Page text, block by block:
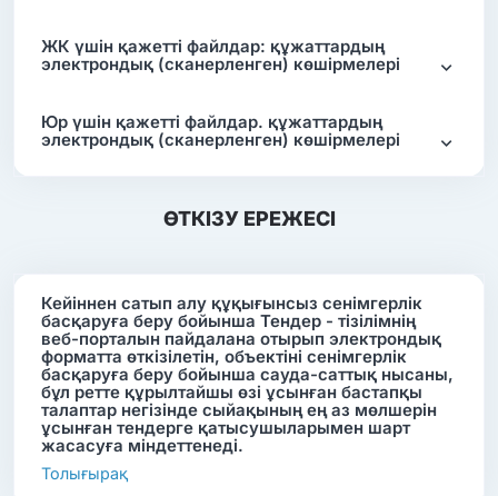
ЖК үшін қажетті файлдар: құжаттардың
электрондық (сканерленген) көшірмелері
Юр үшін қажетті файлдар. құжаттардың
электрондық (сканерленген) көшірмелері
ӨТКІЗУ ЕРЕЖЕСІ
Кейіннен сатып алу құқығынсыз сенімгерлік
басқаруға беру бойынша Тендер - тізілімнің
веб-порталын пайдалана отырып электрондық
форматта өткізілетін, объектіні сенімгерлік
басқаруға беру бойынша сауда-саттық нысаны,
бұл ретте құрылтайшы өзі ұсынған бастапқы
талаптар негізінде сыйақының ең аз мөлшерін
ұсынған тендерге қатысушыларымен шарт
жасасуға міндеттенеді.
Толығырақ